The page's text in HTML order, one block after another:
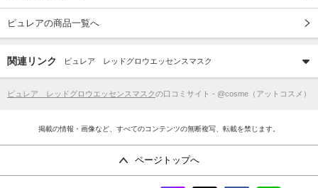
ピュレアの商品一覧へ
関連リンク ピュレア レッドグロウエッセンスマスク
ピュレア レッドグロウエッセンスマスクの口コミサイト - @cosme（アットコスメ）
掲載の情報・画像など、すべてのコンテンツの無断複写、転載を禁じます。
ページトップへ